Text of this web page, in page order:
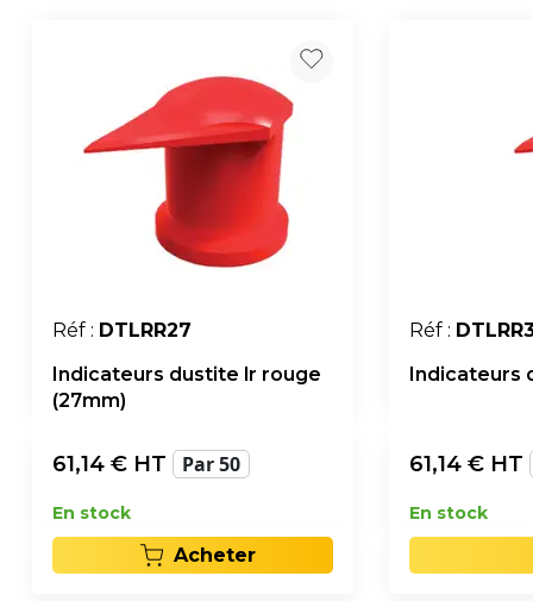
Réf : DTLRR27
Indicateurs dustite lr rouge
(27mm)
61,14 € HT Par 50
En stock
Acheter
Réf :
Indicateurs
61,14 € HT
En stock